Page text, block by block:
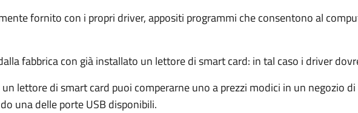
fornito con i propri driver, appositi programmi che consentono al
fabbrica con già installato un lettore di smart card: in tal caso i driver
lettore di smart card puoi comperarne uno a prezzi modici in un negozio
una delle porte USB disponibili.